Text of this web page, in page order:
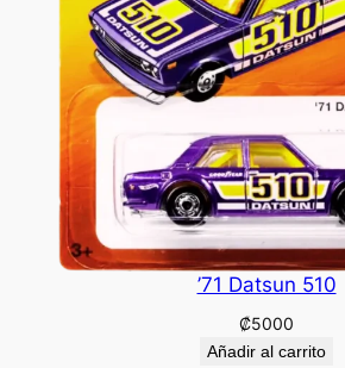
’71 Datsun 510
₡5000
Añadir al carrito